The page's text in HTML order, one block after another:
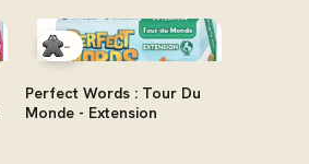
-
Perfect Words : Tour Du
Monde - Extension